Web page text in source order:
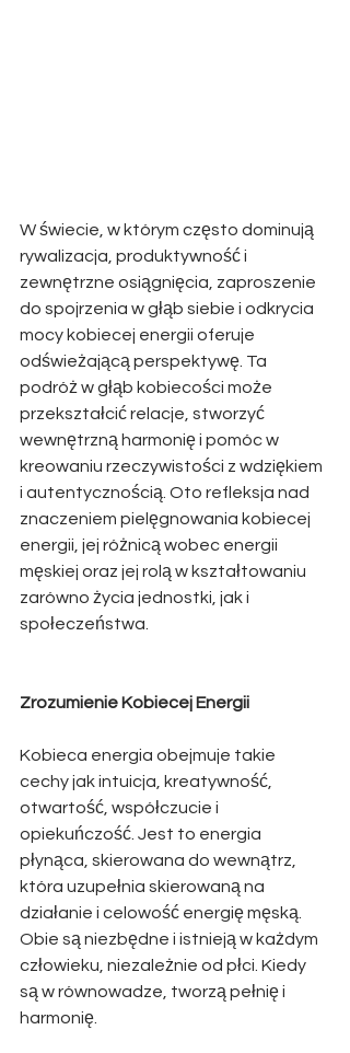
W świecie, w którym często dominują
rywalizacja, produktywność i
zewnętrzne osiągnięcia, zaproszenie
do spojrzenia w głąb siebie i odkrycia
mocy kobiecej energii oferuje
odświeżającą perspektywę. Ta
podróż w głąb kobiecości może
przekształcić relacje, stworzyć
wewnętrzną harmonię i pomóc w
kreowaniu rzeczywistości z wdziękiem
i autentycznością. Oto refleksja nad
znaczeniem pielęgnowania kobiecej
energii, jej różnicą wobec energii
męskiej oraz jej rolą w kształtowaniu
zarówno życia jednostki, jak i
społeczeństwa.
Zrozumienie Kobiecej Energii
Kobieca energia obejmuje takie
cechy jak intuicja, kreatywność,
otwartość, współczucie i
opiekuńczość. Jest to energia
płynąca, skierowana do wewnątrz,
która uzupełnia skierowaną na
działanie i celowość energię męską.
Obie są niezbędne i istnieją w każdym
człowieku, niezależnie od płci. Kiedy
są w równowadze, tworzą pełnię i
harmonię.